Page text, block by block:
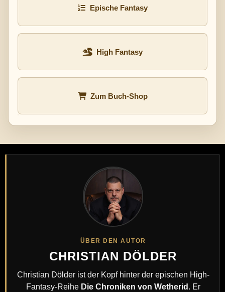
Epische Fantasy
High Fantasy
Zum Buch-Shop
ÜBER DEN AUTOR
CHRISTIAN DÖLDER
Christian Dölder ist der Kopf hinter der epischen High-
Fantasy-Reihe Die Chroniken von Wetherid . Er